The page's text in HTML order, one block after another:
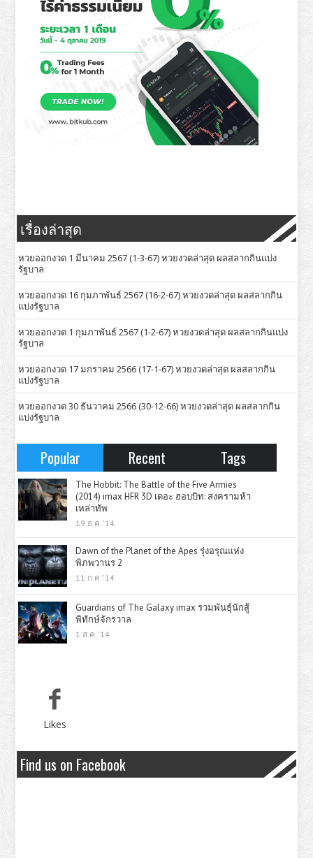
เรื่องล่าสุด
หวยออกงวด 1 มีนาคม 2567 (1-3-67) หวยงวดล่าสุด ผลสลากกินแบ่ง
รัฐบาล
หวยออกงวด 16 กุมภาพันธ์ 2567 (16-2-67) หวยงวดล่าสุด ผลสลากกิน
แบ่งรัฐบาล
หวยออกงวด 1 กุมภาพันธ์ 2567 (1-2-67) หวยงวดล่าสุด ผลสลากกินแบ่ง
รัฐบาล
หวยออกงวด 17 มกราคม 2566 (17-1-67) หวยงวดล่าสุด ผลสลากกิน
แบ่งรัฐบาล
หวยออกงวด 30 ธันวาคม 2566 (30-12-66) หวยงวดล่าสุด ผลสลากกิน
แบ่งรัฐบาล
Popular Recent Tags
The Hobbit: The Battle of the Five Armies
(2014) imax HFR 3D เดอะ ฮอบบิท: สงครามห้า
เหล่าทัพ
19 ธ.ค. '14
Dawn of the Planet of the Apes รุ่งอรุณแห่ง
พิภพวานร 2
11 ก.ค. '14
Guardians of The Galaxy imax รวมพันธุ์นักสู้
พิทักษ์จักรวาล
1 ส.ค. '14
Likes
Find us on Facebook